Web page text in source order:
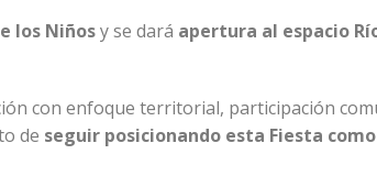
los Niñosy se dará apertura al espacio
con enfoque territorial, participación
de seguir posicionando esta Fiesta